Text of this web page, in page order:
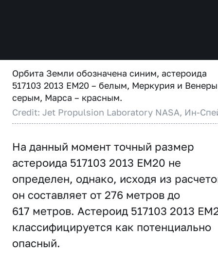
Орбита Земли обозначена синим, астероида
517103 2013 EM20 – белым, Меркурия и
серым, Марса – красным.
Credit: Jet Propulsion Laboratory NASA, Ин-
На данный момент точный размер
астероида 517103 2013 EM20 не
определен, однако, исходя из
он составляет от 276 метров до
617 метров. Астероид 517103 2013
классифицируется как потенциально
опасный.